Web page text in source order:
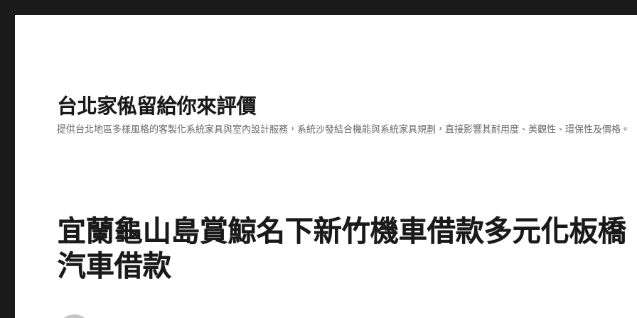
台北家俬留給你來評價
提供台北地區多樣風格的客製化系統家具與室內設計服務，系統沙發結合機能與系統家具規劃，直接影響其耐用度、美觀性、環保性及價格。
宜蘭龜山島賞鯨名下新竹機車借款多元化板橋
汽車借款